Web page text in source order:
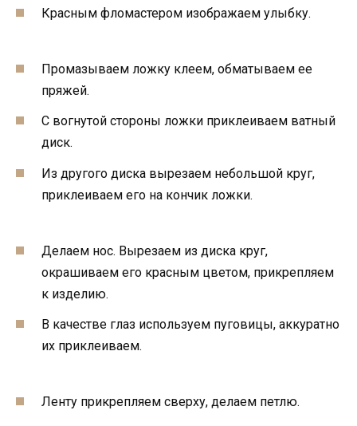
Красным фломастером изображаем улыбку.
Промазываем ложку клеем, обматываем ее
пряжей.
С вогнутой стороны ложки приклеиваем ватный
диск.
Из другого диска вырезаем небольшой круг,
приклеиваем его на кончик ложки.
Делаем нос. Вырезаем из диска круг,
окрашиваем его красным цветом, прикрепляем
к изделию.
В качестве глаз используем пуговицы, аккуратно
их приклеиваем.
Ленту прикрепляем сверху, делаем петлю.